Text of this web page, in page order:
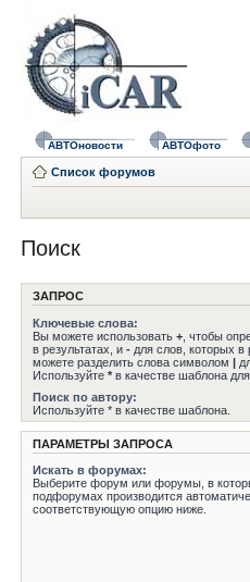
АВТОновости АВТОфото
Список форумов
Поиск
ЗАПРОС
Ключевые слова:
Вы можете использовать + , чтобы
в результатах, и - для слов, которых в
можете разделить слова символом |
Используйте * в качестве шаблона
Поиск по автору:
Используйте * в качестве шаблона.
ПАРАМЕТРЫ ЗАПРОСА
Искать в форумах:
Выберите форум или форумы, в
подфорумах производится
соответствующую опцию ниже.